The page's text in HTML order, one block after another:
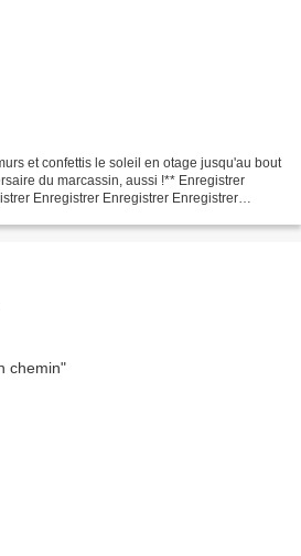
et confettis le soleil en otage jusqu'au bout
du marcassin, aussi !** Enregistrer
Enregistrer Enregistrer Enregistrer